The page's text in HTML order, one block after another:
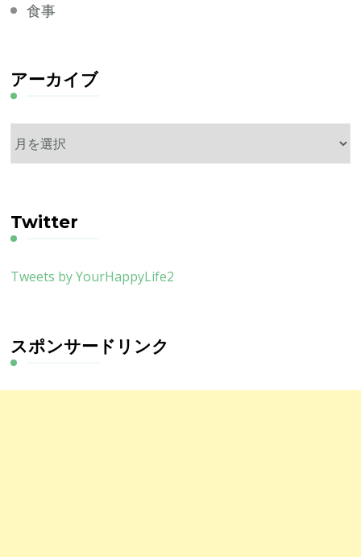
食事
アーカイブ
ー
ブ
Twitter
Tweets by YourHappyLife2
スポンサードリンク